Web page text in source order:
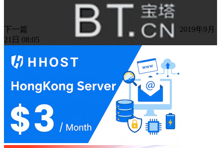
下一篇
2019年9月
21日 08:05